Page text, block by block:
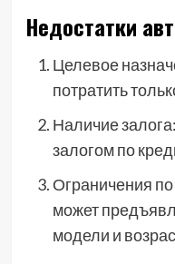
Недостатки
Целевое
потратить
Наличие
залогом по
Ограничения
может
модели и